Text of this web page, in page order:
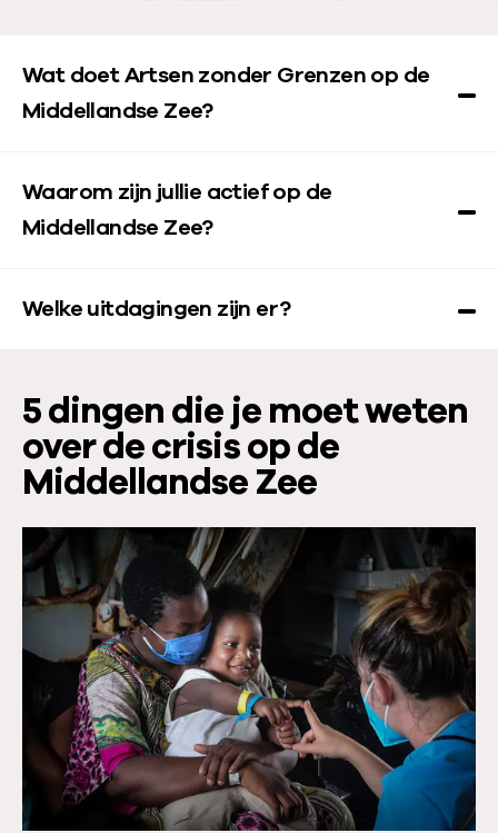
m
:
Wat doet Artsen zonder Grenzen op de
Middellandse Zee?
Waarom zijn jullie actief op de
Middellandse Zee?
Welke uitdagingen zijn er?
5 dingen die je moet weten
over de crisis op de
Middellandse Zee